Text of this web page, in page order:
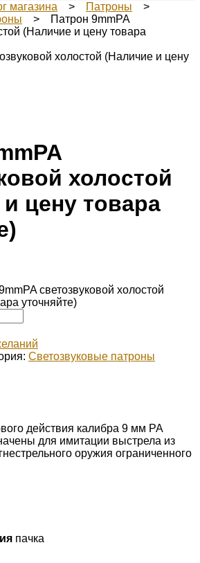
магазина > Патроны >
> Патрон 9mmPA
(Наличие и цену товара
холостой (Наличие и цену
холостой
цену товара
светозвуковой холостой
уточняйте)
Светозвуковые патроны
действия калибра 9 мм PA
для имитации выстрела из
оружия ограниченного
пачка